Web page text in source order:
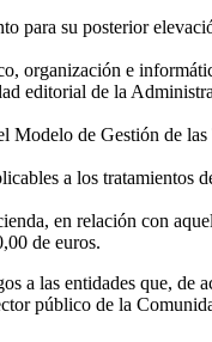
para su posterior
organización e
editorial de la
Modelo de Gestión de
a los tratamientos
en relación con
de euros.
a las entidades que, de
público de la